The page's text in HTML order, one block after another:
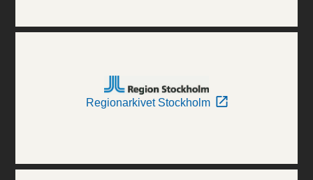
Regionarkivet Stockholm